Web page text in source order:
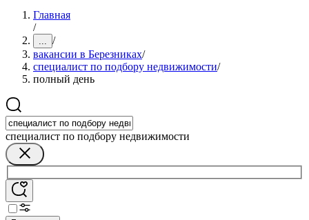
Главная
/
... /
вакансии в Березниках/
специалист по подбору недвижимости/
полный день
специалист по подбору недвижимости